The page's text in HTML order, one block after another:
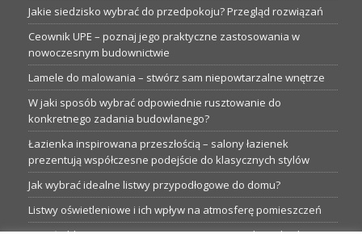
Jakie siedzisko wybrać do przedpokoju? Przegląd rozwiązań
Ceownik UPE – poznaj jego praktyczne zastosowania w
nowoczesnym budownictwie
Lamele do malowania – stwórz sam niepowtarzalne wnętrze
W jaki sposób wybrać odpowiednie rusztowanie do
konkretnego zadania budowlanego?
Łazienka inspirowana przeszłością – salony łazienek
prezentują współczesne podejście do klasycznych stylów
Jak wybrać idealne listwy przypodłogowe do domu?
Listwy oświetleniowe i ich wpływ na atmosferę pomieszczeń
Garaże blaszane: Nieocenione magazyny podczas budowy